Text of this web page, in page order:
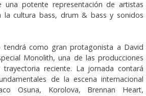
una potente representación de artistas
la cultura bass, drum & bass y sonidos
como gran protagonista a David
Monolith, una de las producciones
reciente. La jornada contará
de la escena internacional
Osuna, Korolova, Brennan Heart,